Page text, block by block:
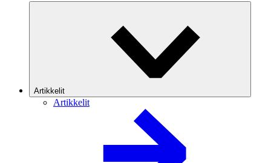
Artikkelit
Artikkelit